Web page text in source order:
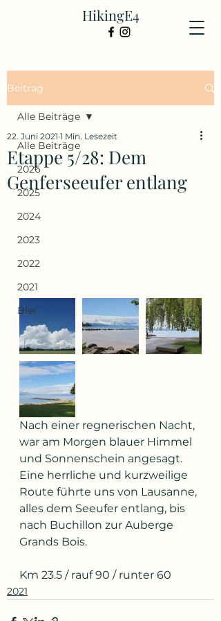
HikingE4
Beitrag
Alle Beiträge
2026
2025
2024
2023
2022
2021
Bier
Alle Beiträge
Etappe 5/28: Dem
Genferseeufer entlang
22. Juni 2021 1 Min. Lesezeit
Nach einer regnerischen Nacht,
war am Morgen blauer Himmel
und Sonnenschein angesagt.
Eine herrliche und kurzweilige
Route führte uns von Lausanne,
alles dem Seeufer entlang, bis
nach Buchillon zur Auberge
Grands Bois.
Km 23.5 / rauf 90 / runter 60
2021